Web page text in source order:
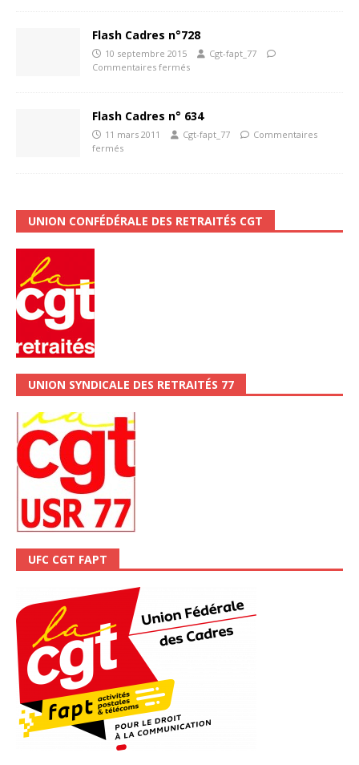
Flash Cadres n°728
10 septembre 2015
Cgt-fapt_77
Commentaires fermés
Flash Cadres n° 634
11 mars 2011 Cgt-fapt_77
Commentaires
fermés
UNION CONFÉDÉRALE DES RETRAITÉS CGT
UNION SYNDICALE DES RETRAITÉS 77
UFC CGT FAPT